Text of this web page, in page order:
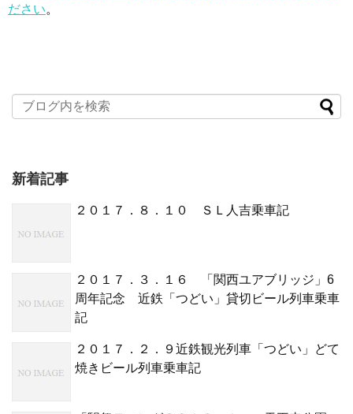
ださい。
新着記事
２０１７．８．１０ ＳＬ人吉乗車記
２０１７．３．１６ 「関西ユアブリッジ」6
周年記念 近鉄「つどい」貸切ビール列車乗車
記
２０１７．２．９近鉄観光列車「つどい」どて
焼きビール列車乗車記